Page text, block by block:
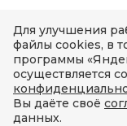
Для улучшения
файлы cookies, в
программы
осуществляется
Вы даёте своё
данных.